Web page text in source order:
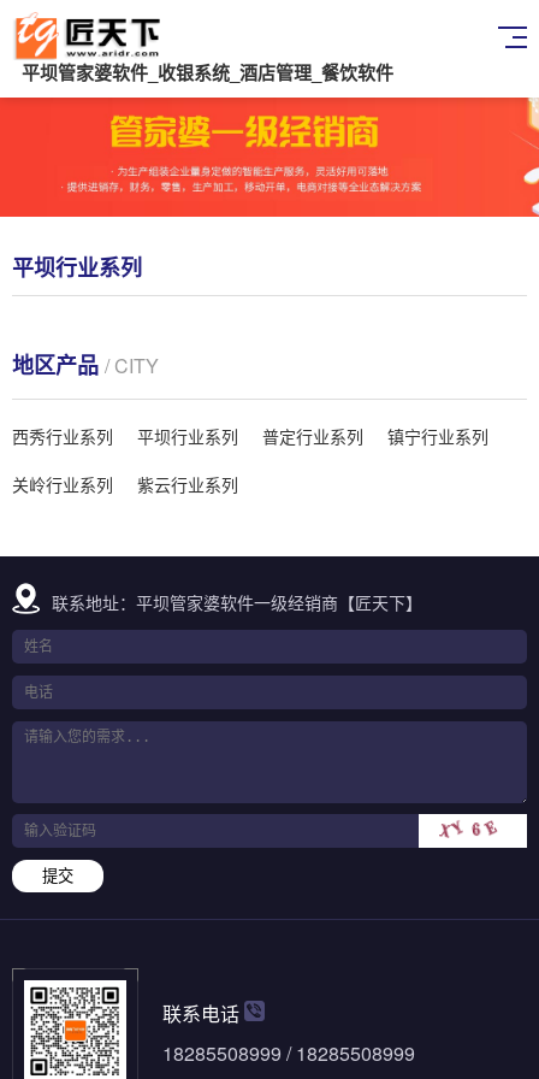
平坝管家婆软件_收银系统_酒店管理_餐饮软件
平坝行业系列
地区产品 / CITY
西秀行业系列 平坝行业系列 普定行业系列
镇宁行业系列
关岭行业系列
紫云行业系列
联系地址：平坝管家婆软件一级经销商【匠天下】
提交
联系电话
18285508999 / 18285508999